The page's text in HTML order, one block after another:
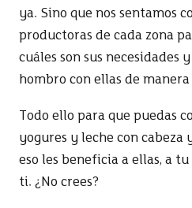
ya. Sino que nos sentamos
productoras de cada zona
cuáles son sus necesidades
hombro con ellas de
Todo ello para que puedas
yogures y leche con cabeza
eso les beneficia a ellas, a
ti. ¿No crees?